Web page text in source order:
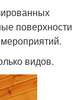
поверхности
видов.